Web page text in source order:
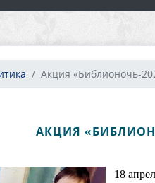
Акция «Библионочь-
АКЦИЯ
18